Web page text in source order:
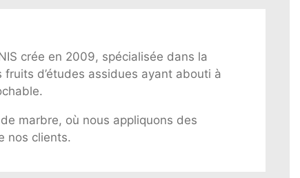
crée en 2009, spécialisée dans la
d’études assidues ayant abouti à
marbre, où nous appliquons des
nos clients.